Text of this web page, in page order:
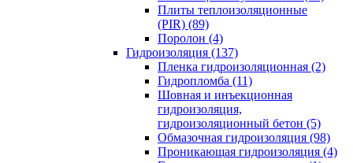
Плиты теплоизоляционные
(PIR) (89)
Поролон (4)
Гидроизоляция (137)
Пленка гидроизоляционная (2)
Гидропломба (11)
Шовная и инъекционная
гидроизоляция,
гидроизоляционный бетон (5)
Обмазочная гидроизоляция (98)
Проникающая гидроизоляция (4)